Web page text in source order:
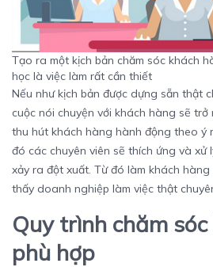
Tạo ra một kịch bản chăm sóc khách
học là việc làm rất cần thiết
Nếu như kịch bản được dựng sẵn thật
cuộc nói chuyện với khách hàng sẽ
thu hút khách hàng hành động theo ý
đó các chuyên viên sẽ thích ứng và xử
xảy ra đột xuất. Từ đó làm khách
thấy doanh nghiệp làm việc thật
Quy trình chăm
phù hợp